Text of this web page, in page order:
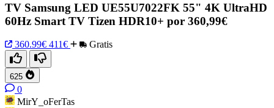
TV Samsung LED UE55U7022FK 55" 4K UltraHD
60Hz Smart TV Tizen HDR10+ por 360,99€
360.99€ 411€ Gratis
625
0
MirY_oFerTas